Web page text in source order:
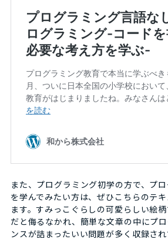
また、プログラミング初学の方で、プ
を学んでみたい方は、ぜひこちらのテ
ます。すみっこぐらしの可愛らしい絵
だと侮るなかれ、簡単な文章の中にプ
ンスが詰まったいい問題が多く収録され